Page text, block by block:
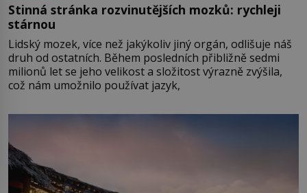
Stinná stránka rozvinutějších mozků: rychleji
stárnou
Lidský mozek, více než jakýkoliv jiný orgán, odlišuje náš
druh od ostatních. Během posledních přibližně sedmi
milionů let se jeho velikost a složitost výrazně zvýšila,
což nám umožnilo používat jazyk,